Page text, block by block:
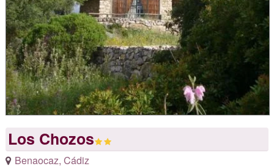
Los Chozos
Benaocaz, Cádiz